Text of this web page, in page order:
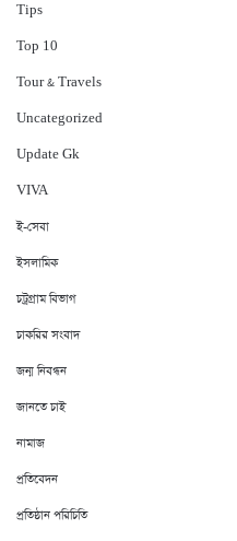
Tips
Top 10
Tour & Travels
Uncategorized
Update Gk
VIVA
ই-সেবা
ইসলামিক
চট্রগ্রাম বিভাগ
চাকরির সংবাদ
জন্ম নিবন্ধন
জানতে চাই
নামাজ
প্রতিবেদন
প্রতিষ্ঠান পরিচিতি